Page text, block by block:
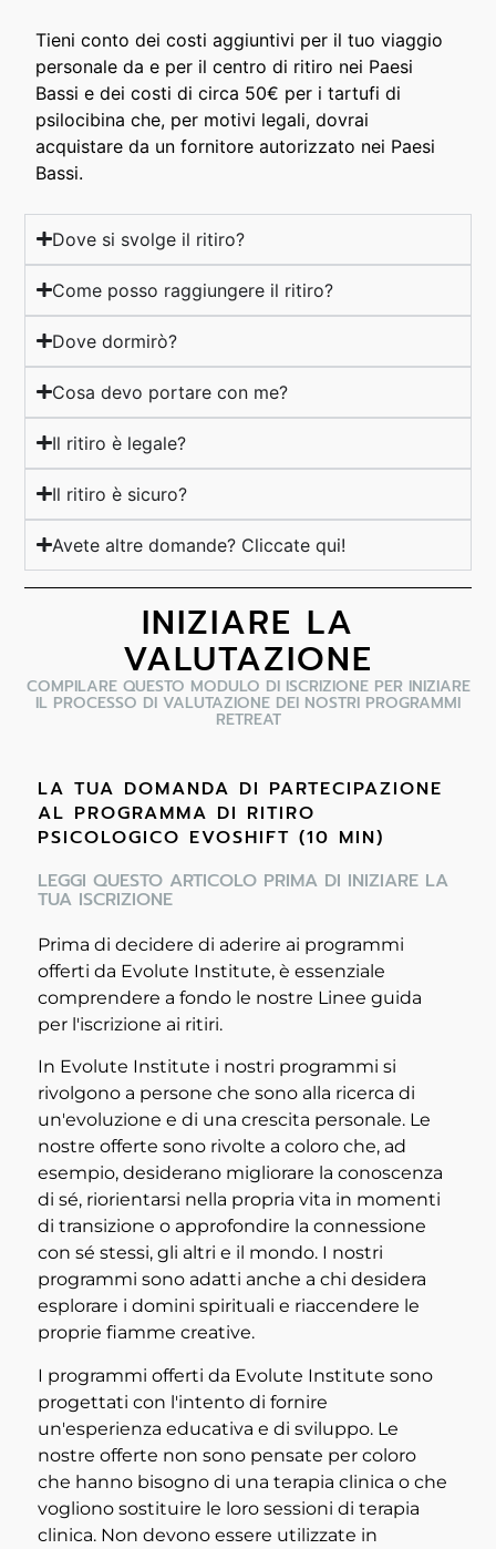
Tieni conto dei costi aggiuntivi per il tuo viaggio
personale da e per il centro di ritiro nei Paesi
Bassi e dei costi di circa 50€ per i tartufi di
psilocibina che, per motivi legali, dovrai
acquistare da un fornitore autorizzato nei Paesi
Bassi.
Dove si svolge il ritiro?
Come posso raggiungere il ritiro?
Dove dormirò?
Cosa devo portare con me?
Il ritiro è legale?
Il ritiro è sicuro?
Avete altre domande? Cliccate qui!
INIZIARE LA
VALUTAZIONE
COMPILARE QUESTO MODULO DI ISCRIZIONE PER INIZIARE
IL PROCESSO DI VALUTAZIONE DEI NOSTRI PROGRAMMI
RETREAT
LA TUA DOMANDA DI PARTECIPAZIONE
AL PROGRAMMA DI RITIRO
PSICOLOGICO EVOSHIFT (10 MIN)
LEGGI QUESTO ARTICOLO PRIMA DI INIZIARE LA
TUA ISCRIZIONE
Prima di decidere di aderire ai programmi
offerti da Evolute Institute, è essenziale
comprendere a fondo le nostre Linee guida
per l'iscrizione ai ritiri.
In Evolute Institute i nostri programmi si
rivolgono a persone che sono alla ricerca di
un'evoluzione e di una crescita personale. Le
nostre offerte sono rivolte a coloro che, ad
esempio, desiderano migliorare la conoscenza
di sé, riorientarsi nella propria vita in momenti
di transizione o approfondire la connessione
con sé stessi, gli altri e il mondo. I nostri
programmi sono adatti anche a chi desidera
esplorare i domini spirituali e riaccendere le
proprie fiamme creative.
I programmi offerti da Evolute Institute sono
progettati con l'intento di fornire
un'esperienza educativa e di sviluppo. Le
nostre offerte non sono pensate per coloro
che hanno bisogno di una terapia clinica o che
vogliono sostituire le loro sessioni di terapia
clinica. Non devono essere utilizzate in